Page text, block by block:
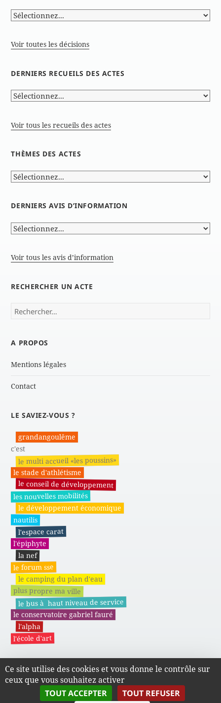
Voir toutes les décisions
DERNIERS RECUEILS DES ACTES
Voir tous les recueils des actes
THÈMES DES ACTES
DERNIERS AVIS D’INFORMATION
Voir tous les avis d’information
RECHERCHER UN ACTE
Rechercher :
A PROPOS
Mentions légales
Contact
LE SAVIEZ-VOUS ?
grandangoulême
c'est
le multi accueil «les poussins»
le stade d'athlétisme
le conseil de développement
les nouvelles mobilités
le développement économique
nautilis
l'espace carat
l'épiphyte
la nef
le forum sse
le camping du plan d'eau
plus propre ma ville
le bus à haut niveau de service
le conservatoire gabriel fauré
l'alpha
l'école d'art
Actes administratifs du SMAPE
Ce site utilise des cookies et vous donne le contrôle sur
ceux que vous souhaitez activer
TOUT ACCEPTER
TOUT REFUSER